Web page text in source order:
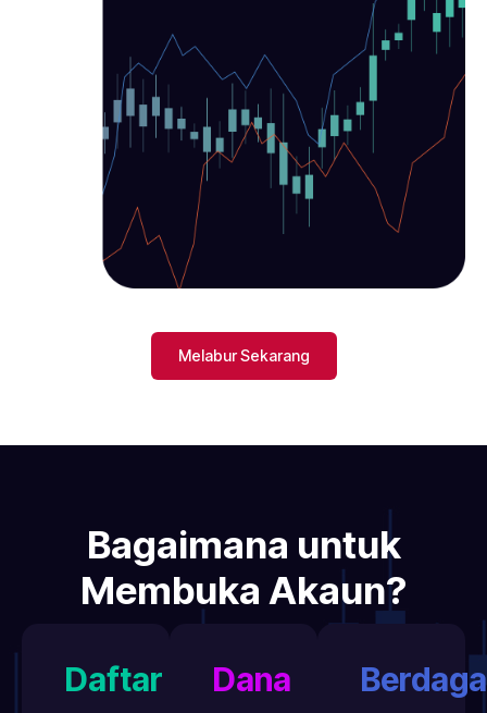
Melabur Sekarang
Bagaimana untuk
Membuka Akaun?
Daftar Dana